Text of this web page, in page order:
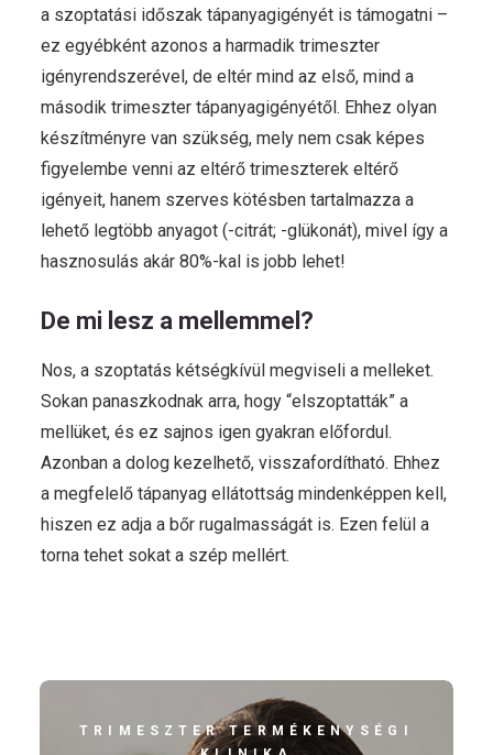
a szoptatási időszak tápanyagigényét is támogatni –
ez egyébként azonos a harmadik trimeszter
igényrendszerével, de eltér mind az első, mind a
második trimeszter tápanyagigényétől. Ehhez olyan
készítményre van szükség, mely nem csak képes
figyelembe venni az eltérő trimeszterek eltérő
igényeit, hanem szerves kötésben tartalmazza a
lehető legtöbb anyagot (-citrát; -glükonát), mivel így a
hasznosulás akár 80%-kal is jobb lehet!
De mi lesz a mellemmel?
Nos, a szoptatás kétségkívül megviseli a melleket.
Sokan panaszkodnak arra, hogy “elszoptatták” a
mellüket, és ez sajnos igen gyakran előfordul.
Azonban a dolog kezelhető, visszafordítható. Ehhez
a megfelelő tápanyag ellátottság mindenképpen kell,
hiszen ez adja a bőr rugalmasságát is. Ezen felül a
torna tehet sokat a szép mellért.
TRIMESZTER TERMÉKENYSÉGI